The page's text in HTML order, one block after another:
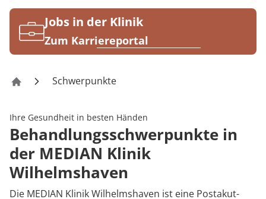
Pneumologie
Rheumatologie
Karriere
Jobs in der Klinik
Zum Karriereportal
Klinik Wilhelmshaven
Schwerpunkte
Ihre Gesundheit in besten Händen
Behandlungsschwerpunkte in
der MEDIAN Klinik
Wilhelmshaven
Die MEDIAN Klinik Wilhelmshaven ist eine Postakut-